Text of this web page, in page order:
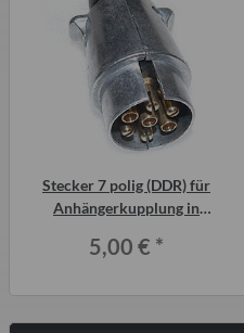
Stecker 7 polig (DDR) für
Anhängerkupplung in
5,00 € *